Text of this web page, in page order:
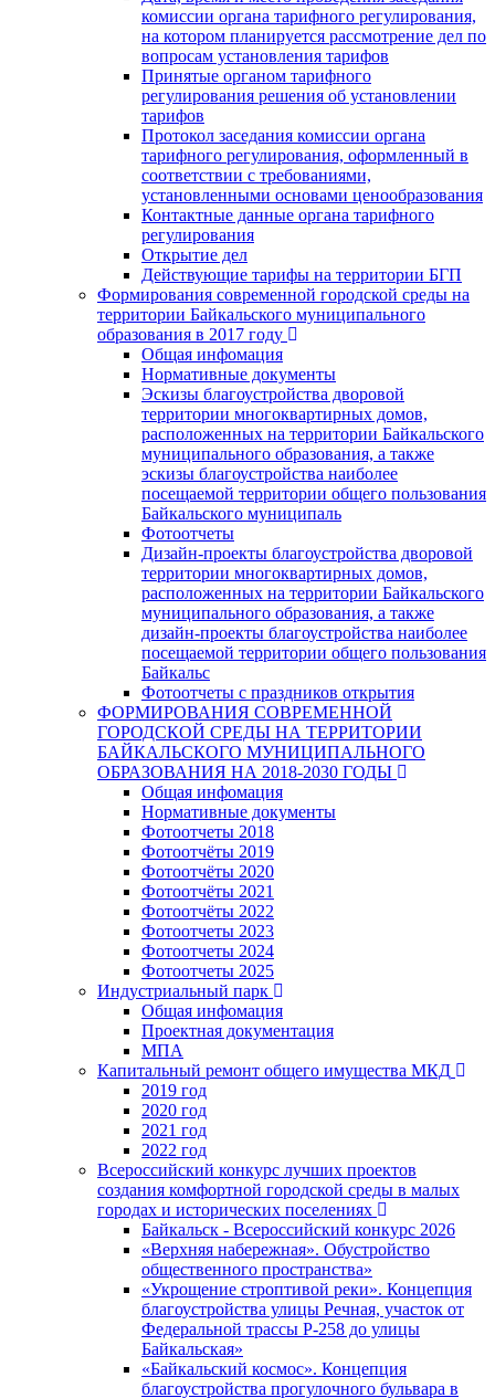
комиссии органа тарифного регулирования,
на котором планируется рассмотрение дел по
вопросам установления тарифов
Принятые органом тарифного
регулирования решения об установлении
тарифов
Протокол заседания комиссии органа
тарифного регулирования, оформленный в
соответствии с требованиями,
установленными основами ценообразования
Контактные данные органа тарифного
регулирования
Открытие дел
Действующие тарифы на территории БГП
Формирования современной городской среды на
территории Байкальского муниципального
образования в 2017 году
Общая инфомация
Нормативные документы
Эскизы благоустройства дворовой
территории многоквартирных домов,
расположенных на территории Байкальского
муниципального образования, а также
эскизы благоустройства наиболее
посещаемой территории общего пользования
Байкальского муниципаль
Фотоотчеты
Дизайн-проекты благоустройства дворовой
территории многоквартирных домов,
расположенных на территории Байкальского
муниципального образования, а также
дизайн-проекты благоустройства наиболее
посещаемой территории общего пользования
Байкальс
Фотоотчеты с праздников открытия
ФОРМИРОВАНИЯ СОВРЕМЕННОЙ
ГОРОДСКОЙ СРЕДЫ НА ТЕРРИТОРИИ
БАЙКАЛЬСКОГО МУНИЦИПАЛЬНОГО
ОБРАЗОВАНИЯ НА 2018-2030 ГОДЫ
Общая инфомация
Нормативные документы
Фотоотчеты 2018
Фотоотчёты 2019
Фотоотчёты 2020
Фотоотчёты 2021
Фотоотчёты 2022
Фотоотчеты 2023
Фотоотчеты 2024
Фотоотчеты 2025
Индустриальный парк
Общая инфомация
Проектная документация
МПА
Капитальный ремонт общего имущества МКД
2019 год
2020 год
2021 год
2022 год
Всероссийский конкурс лучших проектов
создания комфортной городской среды в малых
городах и исторических поселениях
Байкальск - Всероссийский конкурс 2026
«Верхняя набережная». Обустройство
общественного пространства»
«Укрощение строптивой реки». Концепция
благоустройства улицы Речная, участок от
Федеральной трассы Р-258 до улицы
Байкальская»
«Байкальский космос». Концепция
благоустройства прогулочного бульвара в